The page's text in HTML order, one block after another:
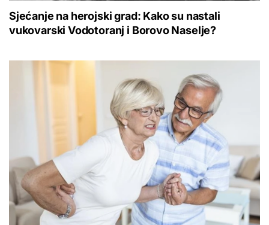
Sjećanje na herojski grad: Kako su nastali
vukovarski Vodotoranj i Borovo Naselje?